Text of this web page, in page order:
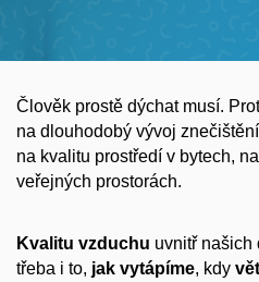
Člověk prostě dýchat musí.
na dlouhodobý vývoj
na kvalitu prostředí v bytech,
veřejných prostorách.
Kvalitu vzduchu uvnitř našich
třeba i to, jak vytápíme, kdy